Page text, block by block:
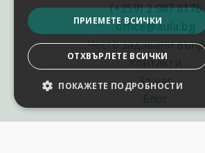
(+359) 2 987 8176
office@aula.bg
Често задавани
Контакти
За нас
ПРИЕМЕТЕ ВСИЧКИ
ОТХВЪРЛЕТЕ ВСИЧКИ
ПОКАЖЕТЕ ПОДРОБНОСТИ